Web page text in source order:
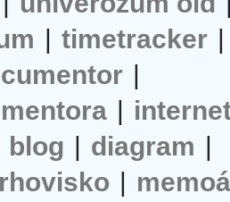
| timetracker |
|
|
blog | diagram |
|